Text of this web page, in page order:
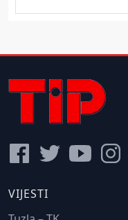
VIJESTI